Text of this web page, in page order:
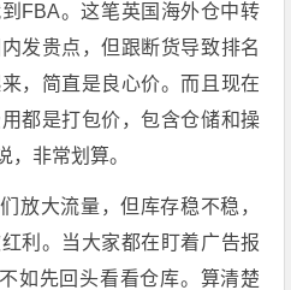
FBA。这笔英国海外仓中转
发贵点，但跟断货导致排名
，简直是良心价。而且现在
都是打包价，包含仓储和操
，非常划算。
放大流量，但库存稳不稳，
利。当大家都在盯着广告报
如先回头看看仓库。算清楚